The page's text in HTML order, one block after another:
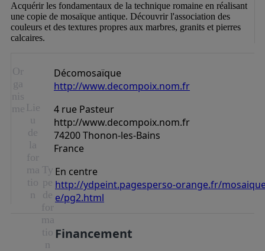
Acquérir les fondamentaux de la technique romaine en réalisant
une copie de mosaïque antique. Découvrir l'association des
couleurs et des textures propres aux marbres, granits et pierres
calcaires.
Or
ga
nis
me
Décomosaïque
http://www.decompoix.nom.fr
Lie
u
de
la
for
ma
tio
n
4 rue Pasteur
http://www.decompoix.nom.fr
74200 Thonon-les-Bains
France
Ty
pe
de
for
ma
tio
n
En centre
http://ydpeint.pagesperso-orange.fr/
e/pg2.html
Financement